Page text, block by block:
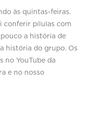
às quintas-feiras.
conferir pílulas com
a história de
história do grupo. Os
no YouTube da
e no nosso